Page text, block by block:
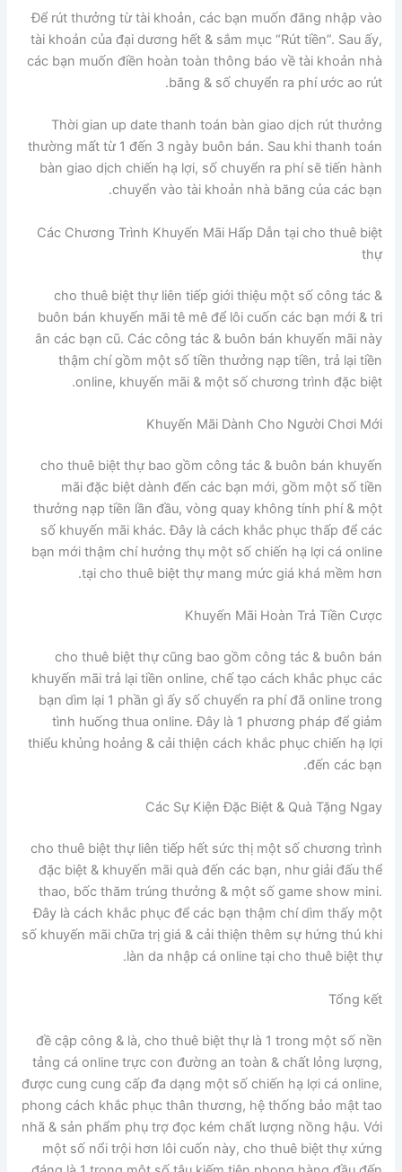
Để rút thưởng từ tài khoản, các bạn muốn đăng nhập vào
tài khoản của đại dương hết & sắm mục “Rút tiền”. Sau ấy,
các bạn muốn điền hoàn toàn thông báo về tài khoản nhà
băng & số chuyển ra phí ước ao rút.
Thời gian up date thanh toán bàn giao dịch rút thưởng
thường mất từ 1 đến 3 ngày buôn bán. Sau khi thanh toán
bàn giao dịch chiến hạ lợi, số chuyển ra phí sẽ tiến hành
chuyển vào tài khoản nhà băng của các bạn.
Các Chương Trình Khuyến Mãi Hấp Dẫn tại cho thuê biệt
thự
cho thuê biệt thự liên tiếp giới thiệu một số công tác &
buôn bán khuyến mãi tê mê để lôi cuốn các bạn mới & tri
ân các bạn cũ. Các công tác & buôn bán khuyến mãi này
thậm chí gồm một số tiền thưởng nạp tiền, trả lại tiền
online, khuyến mãi & một số chương trình đặc biệt.
Khuyến Mãi Dành Cho Người Chơi Mới
cho thuê biệt thự bao gồm công tác & buôn bán khuyến
mãi đặc biệt dành đến các bạn mới, gồm một số tiền
thưởng nạp tiền lần đầu, vòng quay không tính phí & một
số khuyến mãi khác. Đây là cách khắc phục thấp để các
bạn mới thậm chí hưởng thụ một số chiến hạ lợi cá online
tại cho thuê biệt thự mang mức giá khá mềm hơn.
Khuyến Mãi Hoàn Trả Tiền Cược
cho thuê biệt thự cũng bao gồm công tác & buôn bán
khuyến mãi trả lại tiền online, chế tạo cách khắc phục các
bạn dìm lại 1 phần gì ấy số chuyển ra phí đã online trong
tình huống thua online. Đây là 1 phương pháp để giảm
thiểu khủng hoảng & cải thiện cách khắc phục chiến hạ lợi
đến các bạn.
Các Sự Kiện Đặc Biệt & Quà Tặng Ngay
cho thuê biệt thự liên tiếp hết sức thị một số chương trình
đặc biệt & khuyến mãi quà đến các bạn, như giải đấu thể
thao, bốc thăm trúng thưởng & một số game show mini.
Đây là cách khắc phục để các bạn thậm chí dìm thấy một
số khuyến mãi chữa trị giá & cải thiện thêm sự hứng thú khi
làn da nhập cá online tại cho thuê biệt thự.
Tổng kết
đề cập công & là, cho thuê biệt thự là 1 trong một số nền
tảng cá online trực con đường an toàn & chất lỏng lượng,
được cung cung cấp đa dạng một số chiến hạ lợi cá online,
phong cách khắc phục thân thương, hệ thống bảo mật tao
nhã & sản phẩm phụ trợ đọc kém chất lượng nồng hậu. Với
một số nổi trội hơn lôi cuốn này, cho thuê biệt thự xứng